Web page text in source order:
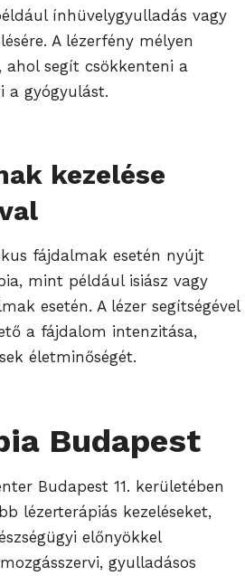
ínhüvelygyulladás vagy
A lézerfény mélyen
ahol segít csökkenteni a
a gyógyulást.
kezelése
fájdalmak esetén nyújt
mint például isiász vagy
esetén. A lézer segítségével
a fájdalom intenzitása,
életminőségét.
Budapest
Budapest 11. kerületében
lézerterápiás kezeléseket,
előnyökkel
gyulladásos